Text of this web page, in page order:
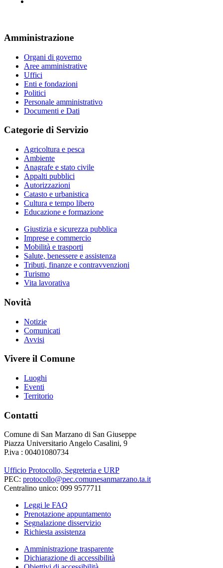
Amministrazione
Organi di governo
Aree amministrative
Uffici
Enti e fondazioni
Politici
Personale amministrativo
Documenti e Dati
Categorie di Servizio
Agricoltura e pesca
Ambiente
Anagrafe e stato civile
Appalti pubblici
Autorizzazioni
Catasto e urbanistica
Cultura e tempo libero
Educazione e formazione
Giustizia e sicurezza pubblica
Imprese e commercio
Mobilità e trasporti
Salute, benessere e assistenza
Tributi, finanze e contravvenzioni
Turismo
Vita lavorativa
Novità
Notizie
Comunicati
Avvisi
Vivere il Comune
Luoghi
Eventi
Territorio
Contatti
Comune di San Marzano di San Giuseppe
Piazza Universitario Angelo Casalini, 9
P.iva : 00401080734
Ufficio Protocollo, Segreteria e URP
PEC: protocollo@pec.comunesanmarzano.ta.it
Centralino unico: 099 9577711
Leggi le FAQ
Prenotazione appuntamento
Segnalazione disservizio
Richiesta assistenza
Amministrazione trasparente
Dichiarazione di accessibilità